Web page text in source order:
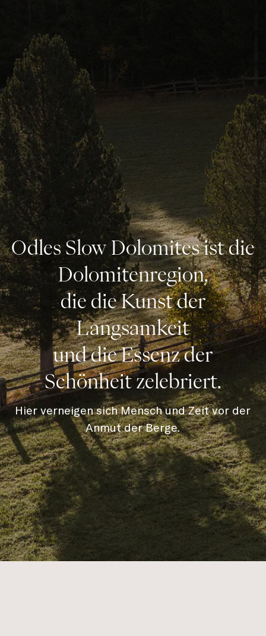
Odles Slow Dolomites ist die
Dolomitenregion,
die die Kunst der
Langsamkeit
und die Essenz der
Schönheit zelebriert.
Hier verneigen sich Mensch und Zeit vor der
Anmut der Berge.